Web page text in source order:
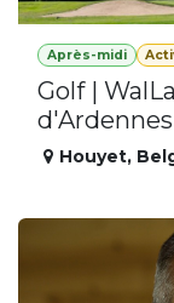
Après-midi
Golf |
d'Ardennes
Houyet,